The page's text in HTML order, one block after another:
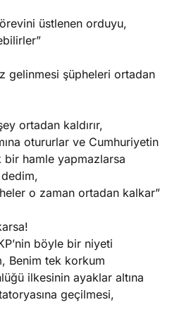
üstlenen orduyu,
gelinmesi şüpheleri ortadan
ortadan kaldırır,
otururlar ve Cumhuriyetin
hamle yapmazlarsa
o zaman ortadan kalkar”
böyle bir niyeti
Benim tek korkum
ilkesinin ayaklar altına
geçilmesi,